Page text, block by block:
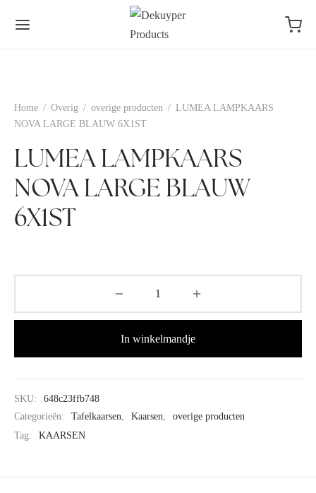
Home / Overig / overige producten / LUMEA LAMPKAARS
NOVA LARGE BLAUW 6X1ST
LUMEA LAMPKAARS
NOVA LARGE BLAUW
6X1ST
In winkelmandje
SKU:
648c23ffb748
Categorieën:
Tafelkaarsen, Kaarsen,
overige producten
Tag:
KAARSEN